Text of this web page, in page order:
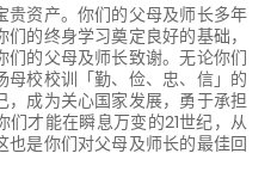
贵资产。你们的父母及师长多年
的终身学习奠定良好的基础，
的父母及师长致谢。无论你们
校校训「勤、俭、忠、信」的
成为关心国家发展，勇于承担
们才能在瞬息万变的21世纪，从
也是你们对父母及师长的最佳回